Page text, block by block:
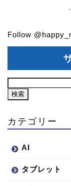
Follow
カテゴリー
AI
タブレット